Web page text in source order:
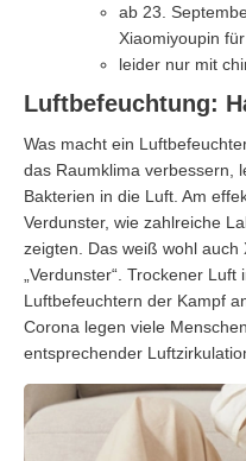
ab 23.
Xiaomiyoupin
leider nur mit
Luftbefeuchtung:
Was macht ein
das Raumklima verbessern,
Bakterien in die Luft. Am
Verdunster, wie zahlreiche
zeigten. Das weiß wohl
„Verdunster“. Trockener
Luftbefeuchtern der Kampf
Corona legen viele
entsprechender